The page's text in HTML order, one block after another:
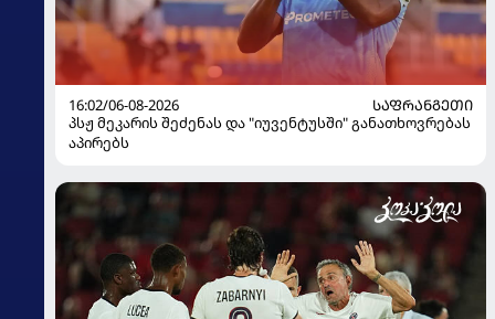
16:02/06-08-2026
ᲡᲐᲤᲠᲐᲜᲒᲔᲗᲘ
პსჟ მეკარის შეძენას და "იუვენტუსში" განათხოვრებას
აპირებს